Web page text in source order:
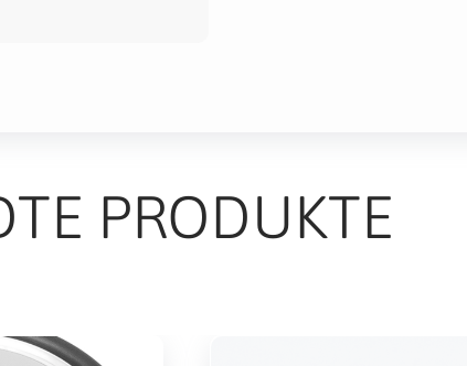
PRODUKTE